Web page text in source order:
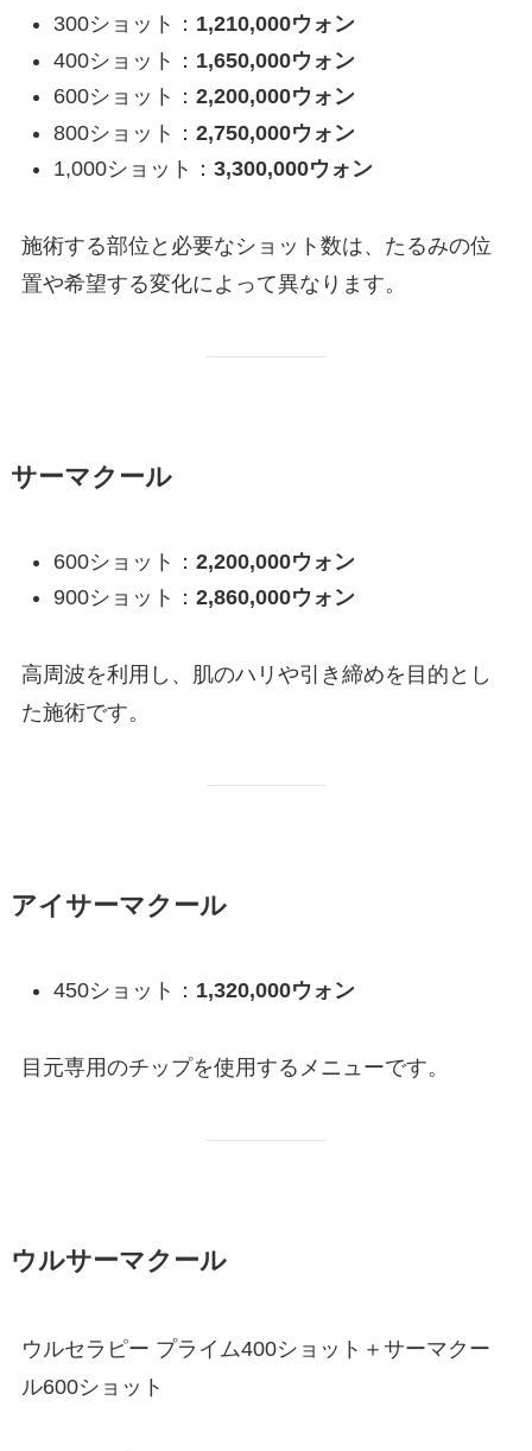
300ショット： 1,210,000ウォン
400ショット： 1,650,000ウォン
600ショット： 2,200,000ウォン
800ショット： 2,750,000ウォン
1,000ショット： 3,300,000ウォン
施術する部位と必要なショット数は、たるみの位
置や希望する変化によって異なります。
サーマクール
600ショット： 2,200,000ウォン
900ショット： 2,860,000ウォン
高周波を利用し、肌のハリや引き締めを目的とし
た施術です。
アイサーマクール
450ショット： 1,320,000ウォン
目元専用のチップを使用するメニューです。
ウルサーマクール
ウルセラピー プライム400ショット＋サーマクー
ル600ショット